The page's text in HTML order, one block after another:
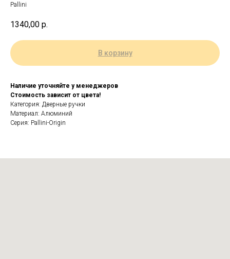
Pallini
1340,00 р.
В корзину
Наличие уточняйте у менеджеров
Стоимость зависит от цвета!
Категория: Дверные ручки
Материал: Алюминий
Серия: Pallini-Origin